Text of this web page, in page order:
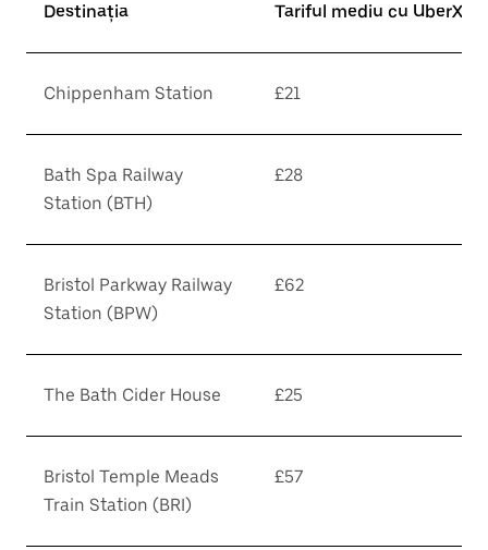
Destinația Tariful mediu cu UberX*
Chippenham Station £21
Bath Spa Railway
Station (BTH)
£28
Bristol Parkway Railway
Station (BPW)
£62
The Bath Cider House £25
Bristol Temple Meads
Train Station (BRI)
£57